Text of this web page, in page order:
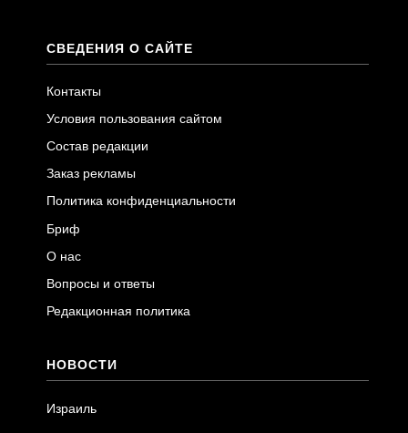
СВЕДЕНИЯ О САЙТЕ
Контакты
Условия пользования сайтом
Состав редакции
Заказ рекламы
Политика конфиденциальности
Бриф
О нас
Вопросы и ответы
Редакционная политика
НОВОСТИ
Израиль